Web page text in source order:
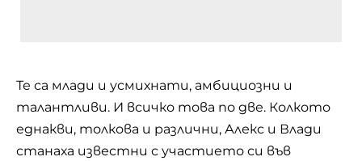
Те са млади и усмихнати, амбициозни и
талантливи. И всичко това по две. Колкото
еднакви, толкова и различни, Алекс и Влади
станаха известни с участието си във